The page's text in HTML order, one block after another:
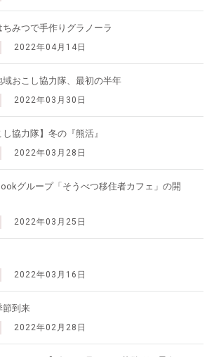
ちみつで手作りグラノーラ
2022年04月14日
域おこし協力隊、最初の半年
2022年03月30日
協力隊】冬の『熊活』
2022年03月28日
グループ「そうべつ移住者カフェ」の開
2022年03月25日
2022年03月16日
節到来
2022年02月28日